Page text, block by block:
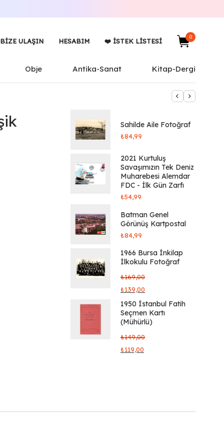
BIZE ULAŞIN HESABIM ❤️ İSTEK LISTESI
0
Obje Antika-Sanat Kitap-Dergi
Sahilde Aile Fotoğraf
₺84,99
2021 Kurtuluş
Savaşımızın Tek Deniz
Muharebesi Alemdar
FDC - İlk Gün Zarfı
₺54,99
Batman Genel
Görünüş Kartpostal
₺84,99
1966 Bursa İnkilap
İlkokulu Fotoğraf
₺169,00
₺139,00
1950 İstanbul Fatih
Seçmen Kartı
(Mühürlü)
₺149,00
₺119,00